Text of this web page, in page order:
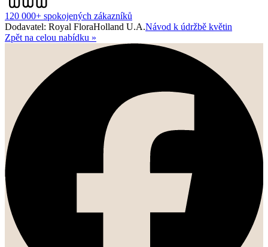
120 000+ spokojených zákazníků
Dodavatel: Royal FloraHolland U.A.Návod k údržbě květin
Zpět na celou nabídku »